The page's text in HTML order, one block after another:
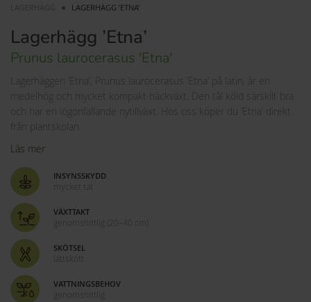
LAGERHÄGG LAGERHÄGG ’ETNA’
Lagerhägg ’Etna’
Prunus laurocerasus 'Etna'
Lagerhäggen ’Etna’, Prunus laurocerasus ’Etna’ på latin, är en
medelhög och mycket kompakt häckväxt. Den tål köld särskilt bra
och har en iögonfallande nytillväxt. Hos oss köper du ’Etna’ direkt
från plantskolan.
Läs mer
INSYNSSKYDD
mycket tät
VÄXTTAKT
genomsnittlig (20–40 cm)
SKÖTSEL
lättskött
VATTNINGSBEHOV
genomsnittlig